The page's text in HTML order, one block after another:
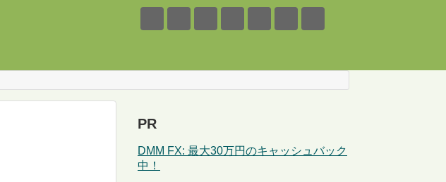
PR
DMM FX: 最大30万円のキャッシュバック
中！